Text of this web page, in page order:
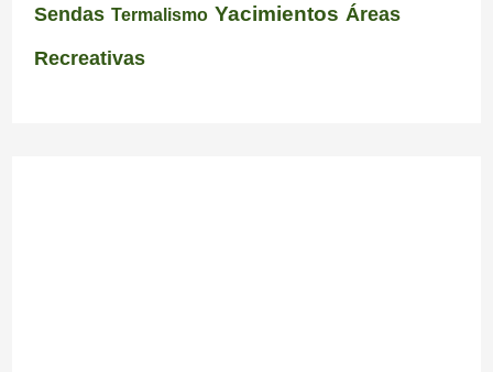
Sendas Termalismo Yacimientos Áreas
Recreativas